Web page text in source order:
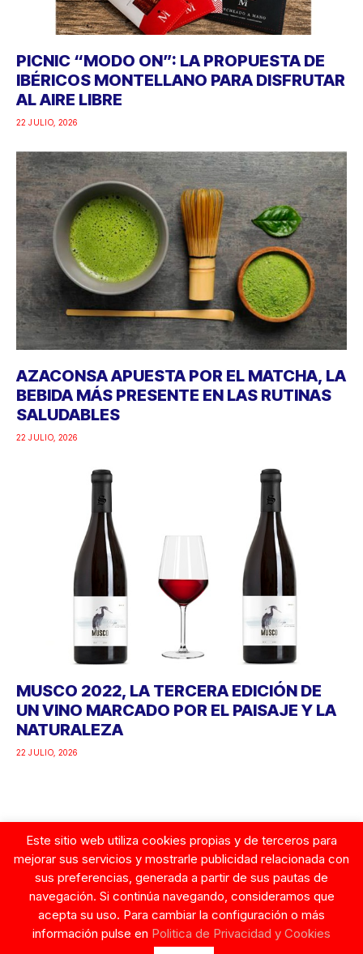
PICNIC “MODO ON”: LA PROPUESTA DE
IBÉRICOS MONTELLANO PARA DISFRUTAR
AL AIRE LIBRE
22 JULIO, 2026
AZACONSA APUESTA POR EL MATCHA, LA
BEBIDA MÁS PRESENTE EN LAS RUTINAS
SALUDABLES
22 JULIO, 2026
MUSCO 2022, LA TERCERA EDICIÓN DE
UN VINO MARCADO POR EL PAISAJE Y LA
NATURALEZA
22 JULIO, 2026
Google
© Copyright 2026. Tentaciones de Mujer.
Este sitio web utiliza cookies propias y de terceros para
mejorar sus servicios y mostrarle publicidad relacionada con
sus preferencias, generada a partir de sus pautas de
navegación. Si continúa navegando, consideramos que
acepta su uso. Para cambiar la configuración o más
información pulse en Politica de Privacidad y Cookies